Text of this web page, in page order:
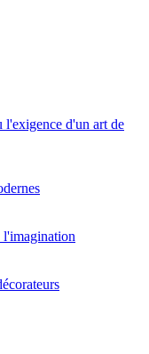
l'exigence d'un art de
l'imagination